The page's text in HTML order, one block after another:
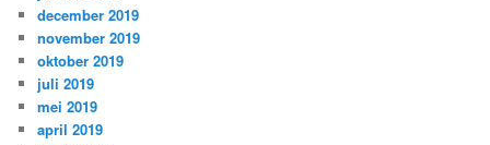
december 2019
november 2019
oktober 2019
juli 2019
mei 2019
april 2019